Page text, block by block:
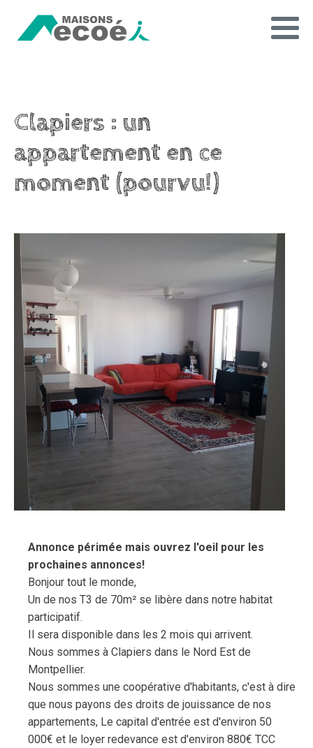
Clapiers : un
appartement en ce
moment (pourvu!)
Annonce périmée mais ouvrez l'oeil pour les
prochaines annonces!
Bonjour tout le monde,
Un de nos T3 de 70m² se libère dans notre habitat
participatif.
Il sera disponible dans les 2 mois qui arrivent.
Nous sommes à Clapiers dans le Nord Est de
Montpellier.
Nous sommes une coopérative d'habitants, c'est à dire
que nous payons des droits de jouissance de nos
appartements, Le capital d'entrée est d'environ 50
000€ et le loyer redevance est d'environ 880€ TCC